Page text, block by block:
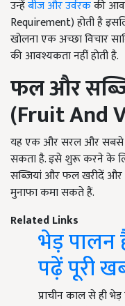
उन्हेंबीज और उर्वरककी
Requirement) होती है
खोलना एक अच्छा विचार
की आवश्यकता नहीं होती है.
फल और
(Fruit And
यह एक और सरल और सबसे
सकता है. इसे शुरू करने के
सब्जियां और फल खरीदें
मुनाफा कमा सकते हैं.
Related Links
भेड़ पालन
पढ़ें पूरी
प्राचीन काल से ही